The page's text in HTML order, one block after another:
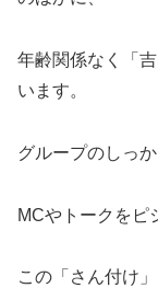
年齢関係なく「
います。
グループのしっか
MCやトークをピ
この「さん付け